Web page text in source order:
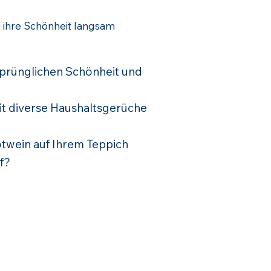
Schönheit langsam
Schönheit und
diverse Haushaltsgerüche
auf Ihrem Teppich